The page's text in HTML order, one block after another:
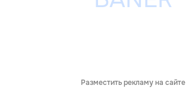
Разместить рекламу на сайте